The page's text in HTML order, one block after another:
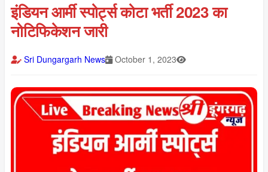
इंडियन आर्मी स्पोर्ट्स कोटा भर्ती 2023 का
नोटिफिकेशन जारी
Sri Dungargarh News October 1, 2023